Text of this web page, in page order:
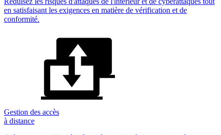
en satisfaisant les exigences en matière de vérification et de
conformité.
Gestion des accès
à distance